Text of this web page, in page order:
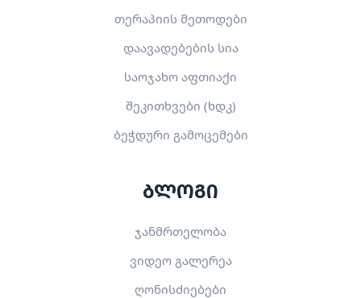
თერაპიის მეთოდები
დაავადებების სია
საოჯახო აფთიაქი
შეკითხვები (ხდკ)
ბეჭდური გამოცემები
ბლოგი
ჯანმრთელობა
ვიდეო გალერეა
ღონისძიებები